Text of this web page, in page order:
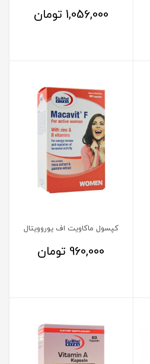
1,056,000 تومان
کپسول ماکاویت اف یوروویتال
960,000 تومان